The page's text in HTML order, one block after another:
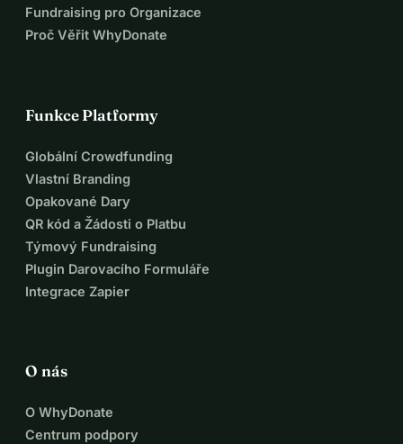
Murakoze cyane! (To je kinyarwanda za: Moc děkujeme! )
Fundraising pro Organizace
Proč Věřit WhyDonate
Funkce Platformy
Globální Crowdfunding
Vlastní Branding
Opakované Dary
QR kód a Žádosti o Platbu
Týmový Fundraising
Plugin Darovacího Formuláře
Integrace Zapier
O nás
O WhyDonate
Centrum podpory